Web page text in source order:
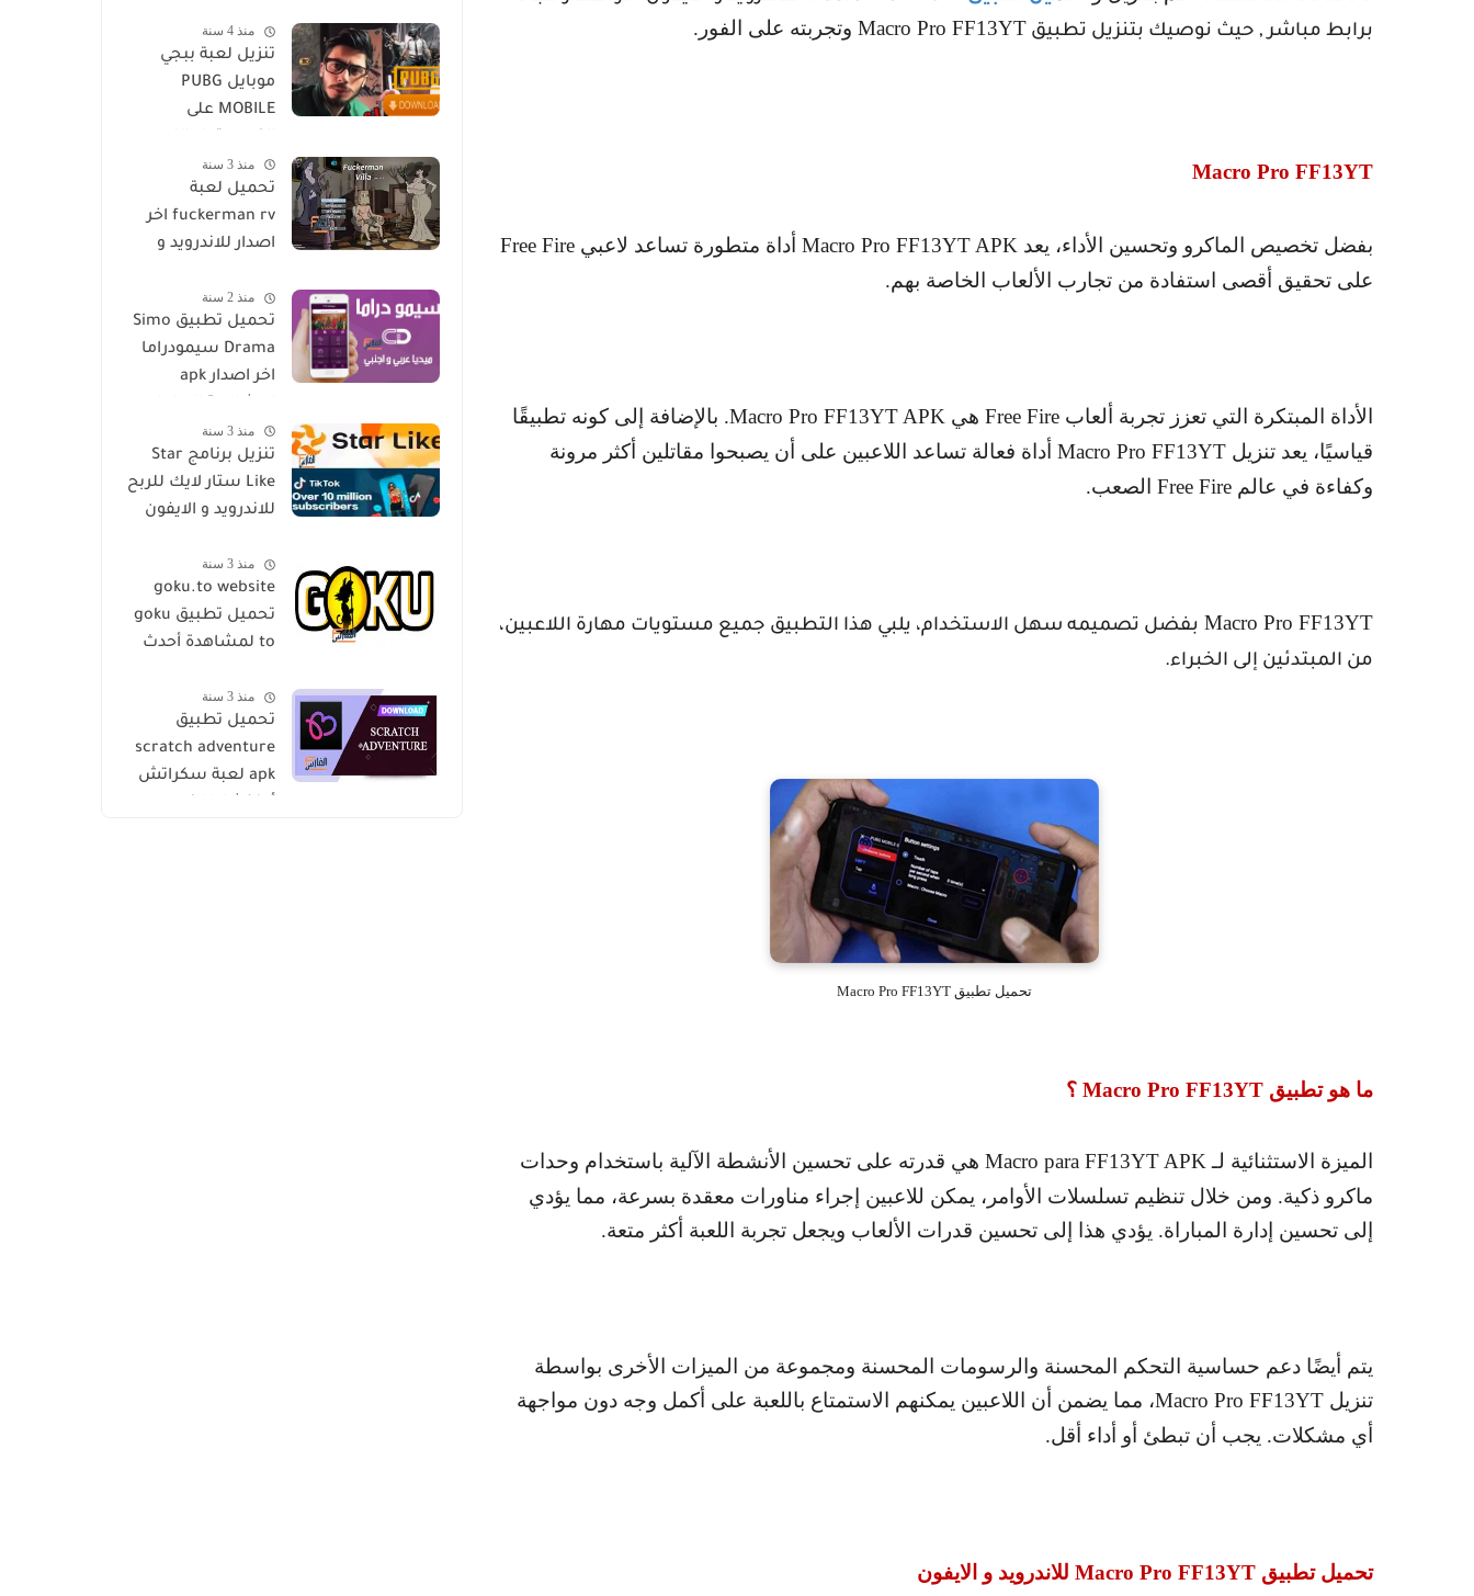
برابط مباشر , حيث نوصيك بتنزيل تطبيق Macro Pro FF13YT وتجربته على الفور.
Macro Pro FF13YT
بفضل تخصيص الماكرو وتحسين الأداء، يعد Macro Pro FF13YT APK أداة متطورة تساعد لاعبي Free Fire
على تحقيق أقصى استفادة من تجارب الألعاب الخاصة بهم.
الأداة المبتكرة التي تعزز تجربة ألعاب Free Fire هي Macro Pro FF13YT APK. بالإضافة إلى كونه تطبيقًا
قياسيًا، يعد تنزيل Macro Pro FF13YT أداة فعالة تساعد اللاعبين على أن يصبحوا مقاتلين أكثر مرونة
وكفاءة في عالم Free Fire الصعب.
Macro Pro FF13YT بفضل تصميمه سهل الاستخدام، يلبي هذا التطبيق جميع مستويات مهارة اللاعبين،
من المبتدئين إلى الخبراء.
تحميل تطبيق Macro Pro FF13YT
ما هو تطبيق Macro Pro FF13YT ؟
الميزة الاستثنائية لـ Macro para FF13YT APK هي قدرته على تحسين الأنشطة الآلية باستخدام وحدات
ماكرو ذكية. ومن خلال تنظيم تسلسلات الأوامر، يمكن للاعبين إجراء مناورات معقدة بسرعة، مما يؤدي
إلى تحسين إدارة المباراة. يؤدي هذا إلى تحسين قدرات الألعاب ويجعل تجربة اللعبة أكثر متعة.
يتم أيضًا دعم حساسية التحكم المحسنة والرسومات المحسنة ومجموعة من الميزات الأخرى بواسطة
تنزيل Macro Pro FF13YT، مما يضمن أن اللاعبين يمكنهم الاستمتاع باللعبة على أكمل وجه دون مواجهة
أي مشكلات. يجب أن تبطئ أو أداء أقل.
تحميل تطبيق Macro Pro FF13YT للاندرويد و الايفون
منذ 4 سنة
تنزيل لعبة ببجي
موبايل PUBG
MOBILE على
توب مجانا
منذ 3 سنة
تحميل لعبة
fuckerman rv اخر
اصدار للاندرويد و
منذ 2 سنة
تحميل تطبيق Simo
Drama سيمودراما
اخر اصدار apk
العالمية مجانا
منذ 3 سنة
تنزيل برنامج Star
Like ستار لايك للربح
للاندرويد و الايفون
منذ 3 سنة
goku.to website
تحميل تطبيق goku
to لمشاهدة أحدث
الأفلام
منذ 3 سنة
تحميل تطبيق
scratch adventure
apk لعبة سكراتش